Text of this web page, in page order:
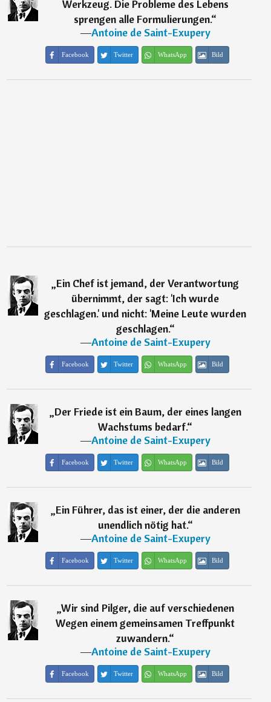
Werkzeug. Die Probleme des Lebens
sprengen alle Formulierungen.“
―Antoine de Saint-Exupery
Facebook Twitter WhatsApp Bild
„Ein Chef ist jemand, der Verantwortung
übernimmt, der sagt: 'Ich wurde
geschlagen.' und nicht: 'Meine Leute wurden
geschlagen.“
―Antoine de Saint-Exupery
Facebook Twitter WhatsApp Bild
„Der Friede ist ein Baum, der eines langen
Wachstums bedarf.“
―Antoine de Saint-Exupery
Facebook Twitter WhatsApp Bild
„Ein Führer, das ist einer, der die anderen
unendlich nötig hat.“
―Antoine de Saint-Exupery
Facebook Twitter WhatsApp Bild
„Wir sind Pilger, die auf verschiedenen
Wegen einem gemeinsamen Treffpunkt
zuwandern.“
―Antoine de Saint-Exupery
Facebook Twitter WhatsApp Bild